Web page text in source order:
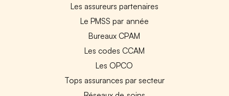
Les assureurs partenaires
Le PMSS par année
Bureaux CPAM
Les codes CCAM
Les OPCO
Tops assurances par secteur